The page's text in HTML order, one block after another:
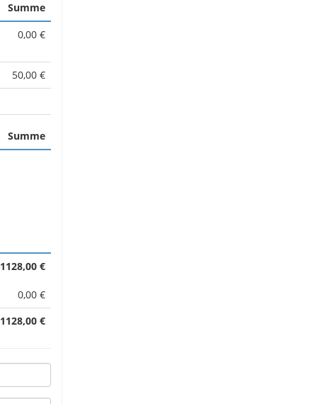
Summe
0,00 €
50,00 €
Summe
1128,00 €
0,00 €
1128,00 €